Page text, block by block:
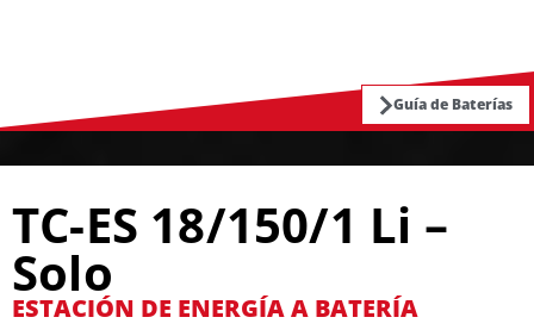
Guía de Baterías
TC-ES 18/150/1 Li –
Solo
ESTACIÓN DE ENERGÍA A BATERÍA